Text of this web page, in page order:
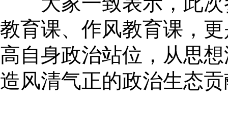
教育课、作风教育课，
高自身政治站位，从思
造风清气正的政治生态